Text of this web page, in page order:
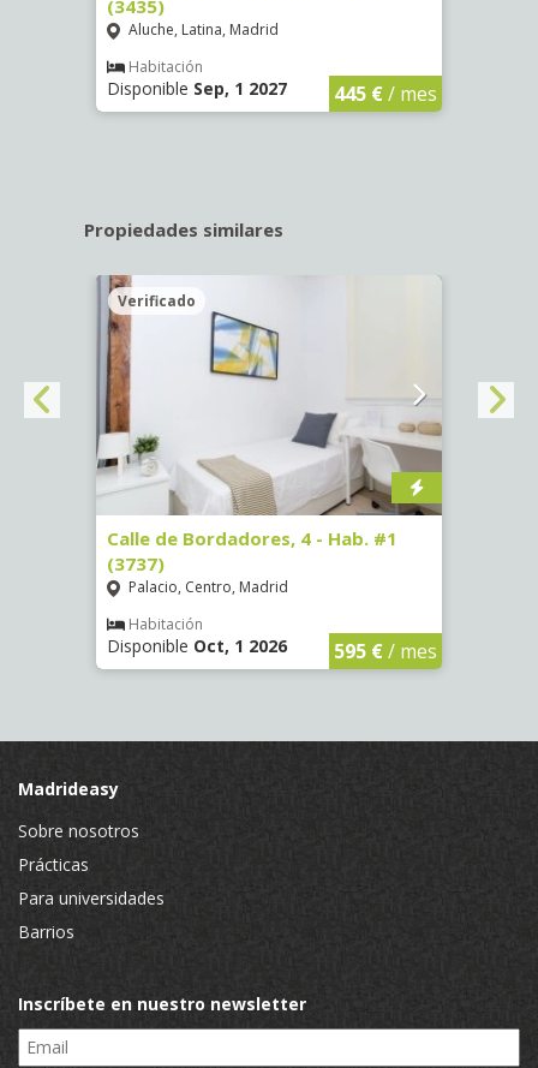
(3435)
Aluche, Latina, Madrid
Habitación
Disponible Sep, 1 2027 445 €/ mes
Propiedades similares
Verificado
Calle de Bordadores, 4 - Hab. #1
(3737)
Palacio, Centro, Madrid
Habitación
Disponible Oct, 1 2026 595 €/ mes
Madrideasy
Sobre nosotros
Prácticas
Para universidades
Barrios
Inscríbete en nuestro newsletter
Email